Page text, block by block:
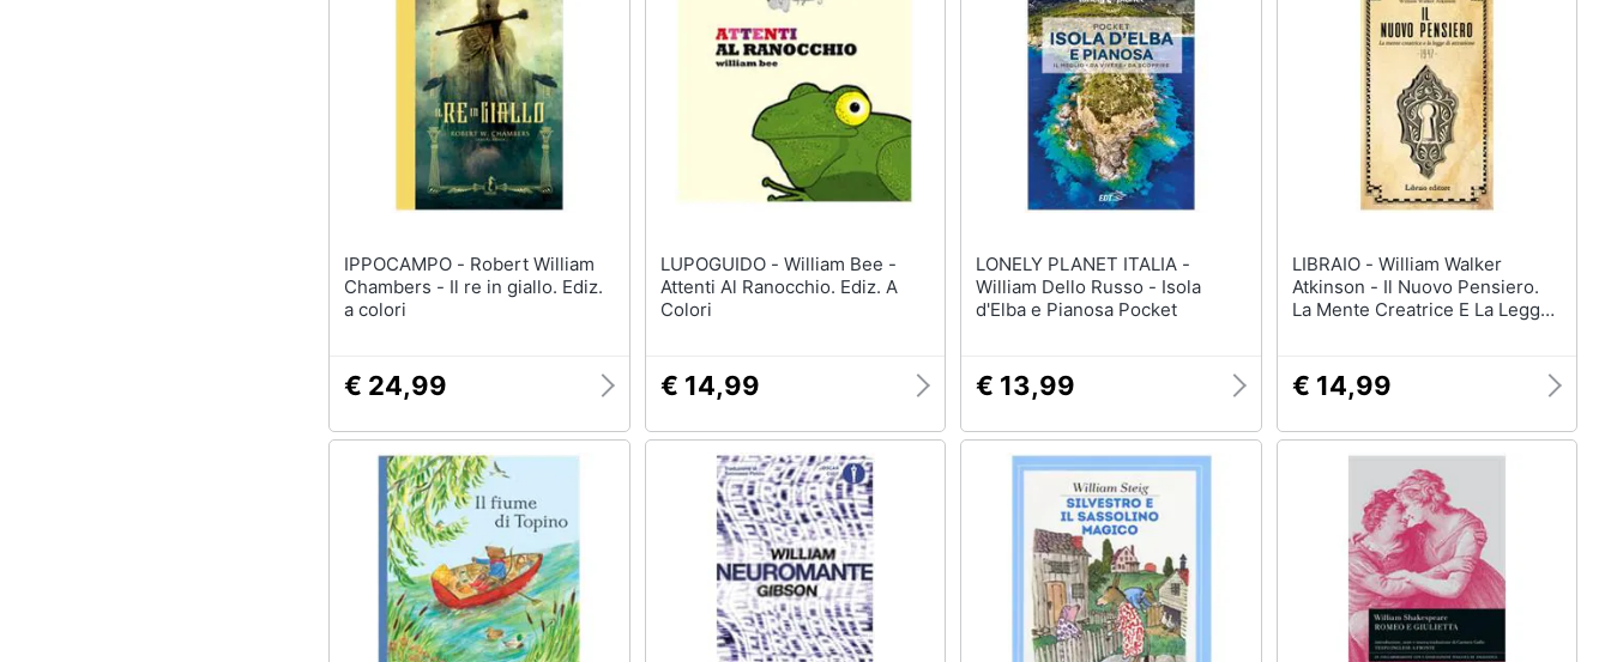
IPPOCAMPO - Robert William
Chambers - Il re in giallo. Ediz.
a colori
€ 24,99
LUPOGUIDO - William Bee -
Attenti Al Ranocchio. Ediz. A
Colori
€ 14,99
LONELY PLANET ITALIA -
William Dello Russo - Isola
d'Elba e Pianosa Pocket
€ 13,99
LIBRAIO - William Walker
Atkinson - Il Nuovo Pensiero.
La Mente Creatrice E La Legge
€ 14,99